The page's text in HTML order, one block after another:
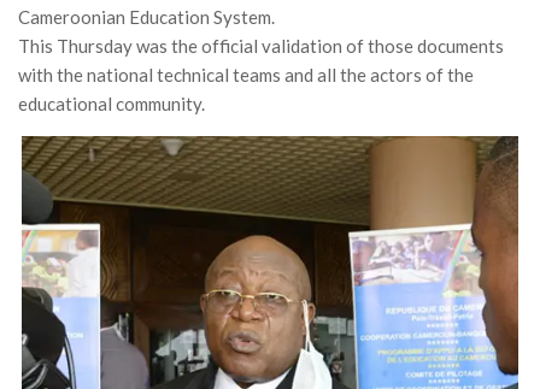
Cameroonian Education System.
This Thursday was the official validation of those documents
with the national technical teams and all the actors of the
educational community.